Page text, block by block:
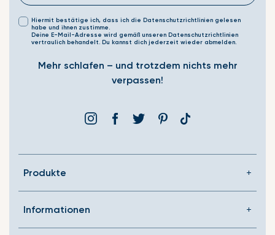
Hiermit bestätige ich, dass ich die Datenschutzrichtlinien gelesen
habe und ihnen zustimme.
Deine E-Mail-Adresse wird gemäß unseren Datenschutzrichtlinien
vertraulich behandelt. Du kannst dich jederzeit wieder abmelden.
Mehr schlafen – und trotzdem nichts mehr
verpassen!
InstagramFacebookÞjórsárdenPinterestTranslation
Produkte
Informationen